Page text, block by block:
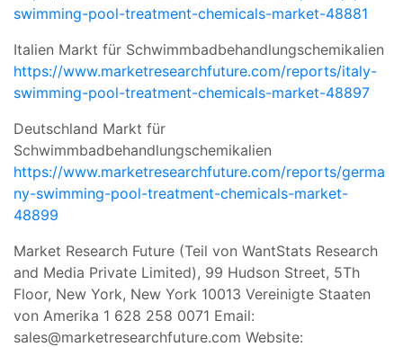
swimming-pool-treatment-chemicals-market-48881
Italien Markt für Schwimmbadbehandlungschemikalien
https://www.marketresearchfuture.com/reports/italy-
swimming-pool-treatment-chemicals-market-48897
Deutschland Markt für
Schwimmbadbehandlungschemikalien
https://www.marketresearchfuture.com/reports/germa
ny-swimming-pool-treatment-chemicals-market-
48899
Market Research Future (Teil von WantStats Research
and Media Private Limited), 99 Hudson Street, 5Th
Floor, New York, New York 10013 Vereinigte Staaten
von Amerika 1 628 258 0071 Email:
sales@marketresearchfuture.com Website: